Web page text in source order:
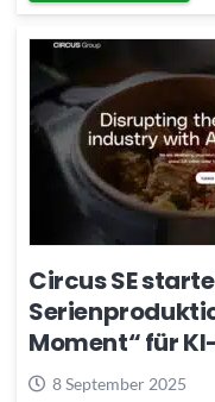
Circus SE
Moment“ für
8 September 2025